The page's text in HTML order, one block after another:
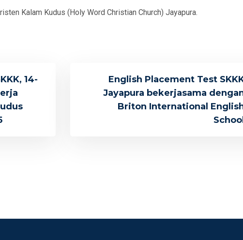
Kalam Kudus (Holy Word Christian Church) Jayapura.
14-
English Placement Test
Jayapura bekerjasama
Briton International